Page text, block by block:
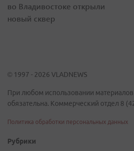
во Владивостоке открыли
новый сквер
© 1997 - 2026 VLADNEWS
При любом использовании
обязательна. Коммерческий отдел 8
Политика обработки персональных данных
Рубрики